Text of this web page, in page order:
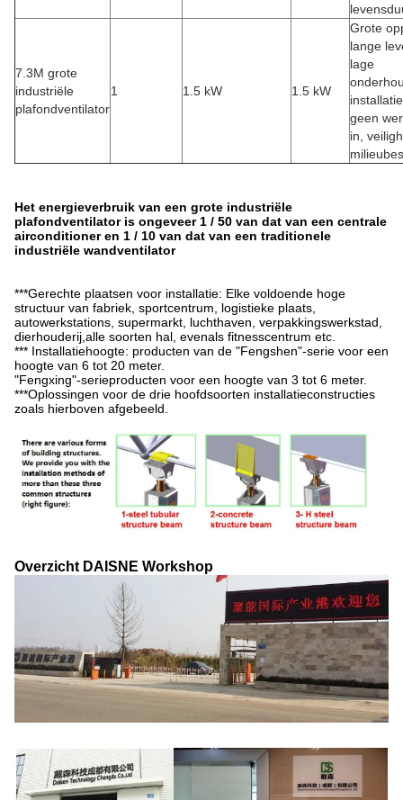
7.3M grote
industriële
plafondventilator
1 1.5 kW 1.5 kW
Grote
lange
lage
geen
in,
Het energieverbruik van een grote industriële
plafondventilator is ongeveer 1 / 50 van dat van een centrale
airconditioner en 1 / 10 van dat van een traditionele
industriële wandventilator
***Gerechte plaatsen voor installatie: Elke voldoende hoge
structuur van fabriek, sportcentrum, logistieke plaats,
autowerkstations, supermarkt, luchthaven, verpakkingswerkstad,
dierhouderij,alle soorten hal, evenals fitnesscentrum etc.
*** Installatiehoogte: producten van de "Fengshen"-serie voor een
hoogte van 6 tot 20 meter.
"Fengxing"-serieproducten voor een hoogte van 3 tot 6 meter.
***Oplossingen voor de drie hoofdsoorten installatieconstructies
zoals hierboven afgebeeld.
Overzicht DAISNE Workshop